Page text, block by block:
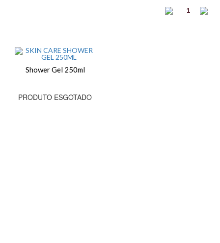
1
Shower Gel 250ml
PRODUTO ESGOTADO